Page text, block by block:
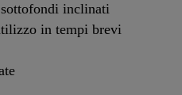
inclinati
in tempi brevi